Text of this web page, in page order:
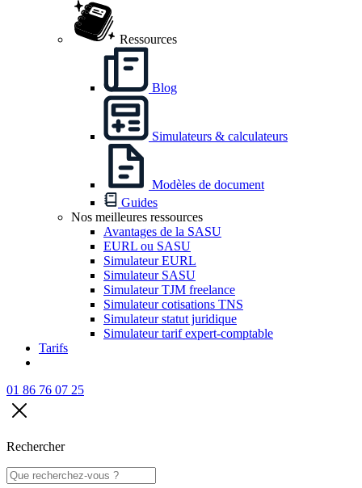
Ressources
Blog
Simulateurs & calculateurs
Modèles de document
Guides
Nos meilleures ressources
Avantages de la SASU
EURL ou SASU
Simulateur EURL
Simulateur SASU
Simulateur TJM freelance
Simulateur cotisations TNS
Simulateur statut juridique
Simulateur tarif expert-comptable
Tarifs
01 86 76 07 25
Rechercher